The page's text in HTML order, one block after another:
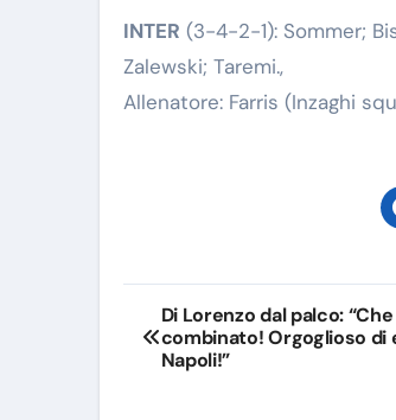
INTER (3-4-2-1): Sommer;
Zalewski; Taremi.,
Allenatore: Farris (Inzaghi
Navigazione
articoli
Di Lorenzo dal palco:
combinato! Orgoglioso di
Napoli!”